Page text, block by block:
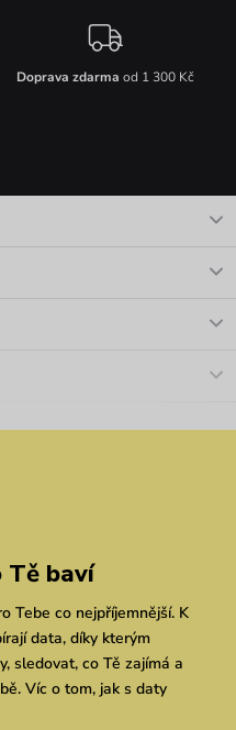
Doprava zdarma od 1 300 Kč
Tě baví
Tebe co nejpříjemnější. K
data, díky kterým
sledovat, co Tě zajímá a
Víc o tom, jak s daty